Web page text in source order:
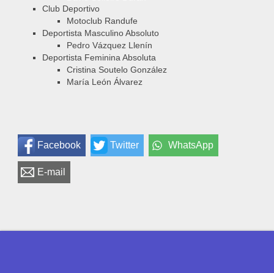
Club Deportivo
Motoclub Randufe
Deportista Masculino Absoluto
Pedro Vázquez Llenín
Deportista Feminina Absoluta
Cristina Soutelo González
María León Álvarez
Facebook Twitter WhatsApp
E-mail